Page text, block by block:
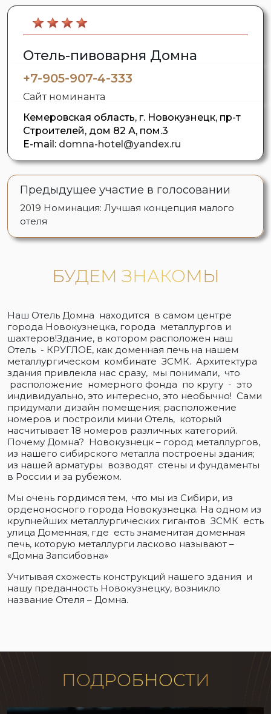
Отель-пивоварня Домна
+7-905-907-4-333
Сайт номинанта
Кемеровская область, г. Новокузнецк, пр-т
Строителей, дом 82 А, пом.3
E-mail: domna-hotel@yandex.ru
Предыдущее участие в голосовании
2019 Номинация: Лучшая концепция малого
отеля
БУДЕМ ЗНАКОМЫ
Наш Отель Домна находится в самом центре
города Новокузнецка, города металлургов и
шахтеров!Здание, в котором расположен наш
Отель - КРУГЛОЕ, как доменная печь на нашем
металлургическом комбинате ЗСМК. Архитектура
здания привлекла нас сразу, мы понимали, что
расположение номерного фонда по кругу - это
индивидуально, это интересно, это необычно! Сами
придумали дизайн помещения; расположение
номеров и построили мини Отель, который
насчитывает 18 номеров различных категорий.
Почему Домна? Новокузнецк – город металлургов,
из нашего сибирского металла построены здания;
из нашей арматуры возводят стены и фундаменты
в России и за рубежом.
Мы очень гордимся тем, что мы из Сибири, из
орденоносного города Новокузнецка. На одном из
крупнейших металлургических гигантов ЗСМК есть
улица Доменная, где есть знаменитая доменная
печь, которую металлурги ласково называют –
«Домна Запсибовна»
Учитывая схожесть конструкций нашего здания и
нашу преданность Новокузнецку, возникло
название Отеля – Домна.
ПОДРОБНОСТИ